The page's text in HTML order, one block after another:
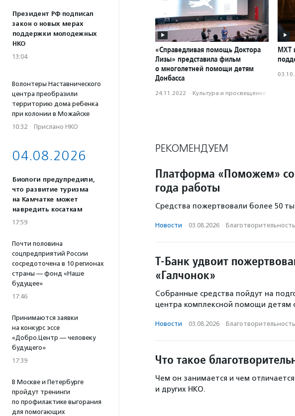
Президент РФ подписал
закон о новых мерах
поддержки молодежных
НКО
13:04
Волонтеры Наставнического
центра преобразили
территорию дома ребенка
при колонии в Можайске
10:32 · Прислано НКО
04.08.2026
Биологи предупредили,
что развитие туризма
на Камчатке может
навредить косаткам
17:59
Почти половина
соцпредприятий России
сосредоточена в 10 регионах
страны — фонд «Наше
будущее»
17:46
Принимаются заявки
на конкурс эссе
«Добро.Центр — человеку
будущего»
17:39
В Москве и Петербурге
пройдут тренинги
по профилактике выгорания
для помогающих
«Справедливая помощь Доктора
Лизы» представила фильм
о многолетней помощи детям
Донбасса
24.11.2022 · Культура и просвещение
МХТ
РЕКОМЕНДУЕМ
Платформа «Поможем»
года работы
Средства пожертвовали более 50
Новости · 03.08.2026 ·
Т-Банк удвоит
«Галчонок»
Собранные средства пойдут на
центра комплексной помощи детям
Новости · 03.08.2026 ·
Что такое
Чем он занимается и чем
и других НКО.